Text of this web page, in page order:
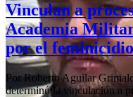
Vinculan a
Academia
por el
Por Roberto Aguilar
determinó la vinculación a